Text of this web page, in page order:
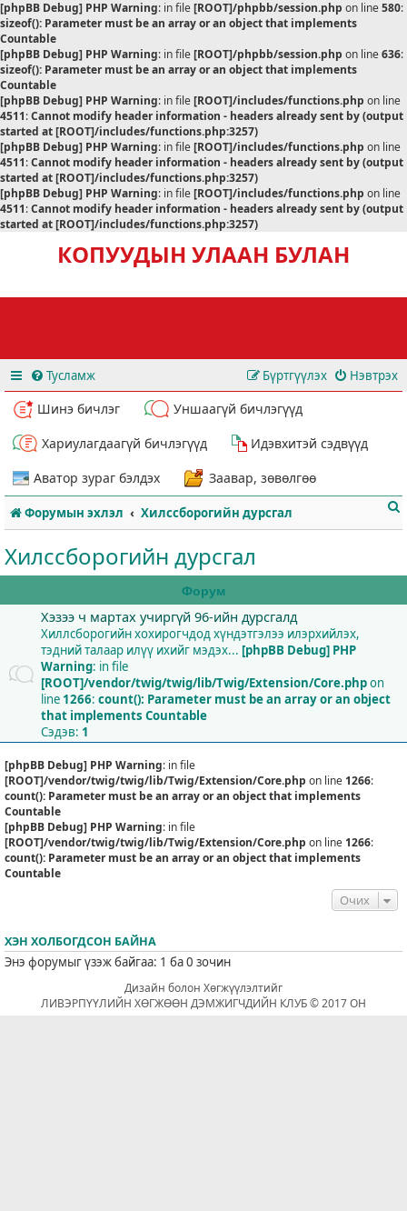
[phpBB Debug] PHP Warning: in file[ROOT]/phpbb/session.php on line580:
sizeof(): Parameter must be an array or an object that implements
Countable
[phpBB Debug] PHP Warning: in file[ROOT]/phpbb/session.php on line636:
sizeof(): Parameter must be an array or an object that implements
Countable
[phpBB Debug] PHP Warning: in file[ROOT]/includes/functions.php on line
4511:Cannot modify header information - headers already sent by (output
started at [ROOT]/includes/functions.php:3257)
[phpBB Debug] PHP Warning: in file[ROOT]/includes/functions.php on line
4511:Cannot modify header information - headers already sent by (output
started at [ROOT]/includes/functions.php:3257)
[phpBB Debug] PHP Warning: in file[ROOT]/includes/functions.php on line
4511:Cannot modify header information - headers already sent by (output
started at [ROOT]/includes/functions.php:3257)
КОПУУДЫН УЛААН БУЛАН
Тусламж Нэвтрэх
Бүртгүүлэх
Шинэ бичлэг
Уншаагүй бичлэгүүд
Хариулагдаагүй бичлэгүүд
Идэвхитэй сэдвүүд
Аватор зураг бэлдэх
Заавар, зөвөлгөө
Форумын эхлэл Хилссборогийн дурсгал
Хилссборогийн дурсгал
Форум
Хэзээ ч мартах учиргүй 96-ийн дурсгалд
Хиллсборогийн хохирогчдод хүндэтгэлээ илэрхийлэх,
тэдний талаар илүү ихийг мэдэх... [phpBB Debug] PHP
Warning: in file
[ROOT]/vendor/twig/twig/lib/Twig/Extension/Core.phpon
line 1266: count(): Parameter must be an array or an object
that implements Countable
Сэдэв: 1
[phpBB Debug] PHP Warning: in file
[ROOT]/vendor/twig/twig/lib/Twig/Extension/Core.php on line 1266:
count(): Parameter must be an array or an object that implements
Countable
[phpBB Debug] PHP Warning: in file
[ROOT]/vendor/twig/twig/lib/Twig/Extension/Core.php on line 1266:
count(): Parameter must be an array or an object that implements
Countable
Очих
ХЭН ХОЛБОГДСОН БАЙНА
Энэ форумыг үзэж байгаа: 1 ба 0 зочин
Дизайн болон Хөгжүүлэлтийг
ЛИВЭРПҮҮЛИЙН ХӨГЖӨӨН ДЭМЖИГЧДИЙН КЛУБ © 2017 ОН